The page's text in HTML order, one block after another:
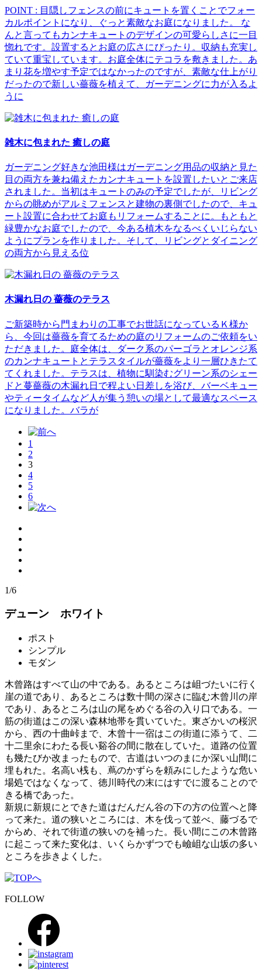
POINT : 目隠しフェンスの前にキュートを置くことでフォー
カルポイントになり、ぐっと素敵なお庭になりました。 な
んと言ってもカンナキュートのデザインの可愛らしさに一目
惚れです。設置するとお庭の広さにぴったり。収納も充実し
ていて重宝しています。お庭全体にテコラを敷きました。あ
まり花を増やす予定ではなかったのですが、素敵な仕上がり
だったので新しい薔薇を植えて、ガーデニングに力が入るよ
うに
雑木に包まれた 癒しの庭
ガーデニング好きな池田様はガーデニング用品の収納と見た
目の両方を兼ね備えたカンナキュートを設置したいとご来店
されました。当初はキュートのみの予定でしたが、リビング
からの眺めがアルミフェンスと建物の裏側でしたので、キュ
ート設置に合わせてお庭もリフォームすることに。もともと
緑豊かなお庭でしたので、今ある植木をなるべくいじらない
ようにプランを作りました。そして、リビングとダイニング
の両方から見える位
木漏れ日の 薔薇のテラス
ご新築時から門まわりの工事でお世話になっているＫ様か
ら、今回は薔薇を育てるための庭のリフォームのご依頼をい
ただきました。庭全体は、ダーク系のパーゴラとオレンジ系
のカンナキュートとテラスタイルが薔薇をより一層ひきたて
てくれました。テラスは、植物に馴染むグリーン系のシェー
ドと蔓薔薇の木漏れ日で程よい日差しを浴び、バーベキュー
やティータイムなど人が集う憩いの場として最適なスペース
になりました。バラが
1
2
3
4
5
6
1/6
デューン ホワイト
ポスト
シンプル
モダン
木曾路はすべて山の中である。あるところは岨づたいに行く
崖の道であり、あるところは数十間の深さに臨む木曾川の岸
であり、あるところは山の尾をめぐる谷の入り口である。一
筋の街道はこの深い森林地帯を貫いていた。東ざかいの桜沢
から、西の十曲峠まで、木曾十一宿はこの街道に添うて、二
十二里余にわたる長い谿谷の間に散在していた。道路の位置
も幾たびか改まったもので、古道はいつのまにか深い山間に
埋もれた。名高い桟も、蔦のかずらを頼みにしたような危い
場処ではなくなって、徳川時代の末にはすでに渡ることので
きる橋であった。
新規に新規にとできた道はだんだん谷の下の方の位置へと降
って来た。道の狭いところには、木を伐って並べ、藤づるで
からめ、それで街道の狭いのを補った。長い間にこの木曾路
に起こって来た変化は、いくらかずつでも嶮岨な山坂の多い
ところを歩きよくした。
FOLLOW